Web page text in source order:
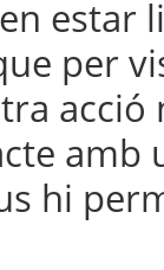
estar
per
acció
hi